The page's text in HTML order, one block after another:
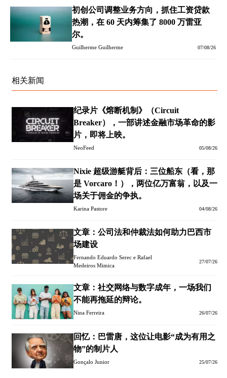
初创公司调整业务方向，抓住工资贷款
热潮，在 60 天内筹集了 8000 万雷亚
尔。
Guilherme Guilherme 07/08/26
相关新闻
纪录片《熔断机制》（Circuit
Breaker），一部讲述金融市场革命的影
片，即将上映。
NeoFeed 05/08/26
Nixie 超级游艇背后：三位船东（看，那
是 Vorcaro！），两位亿万富翁，以及一
场关于佣金的争执。
Karina Pastore 04/08/26
文章：公司法和仲裁法如何助力巴西市
场建设
Fernando Eduardo Serec e Rafael
Medeiros Mimica
27/07/26
文章：社交网络与数字成年，一场我们
不能再拖延的辩论。
Nina Ferreira 26/07/26
回忆：巴雷唐，这位让电影“成为有用之
物”的制片人
Gonçalo Junior 25/07/26